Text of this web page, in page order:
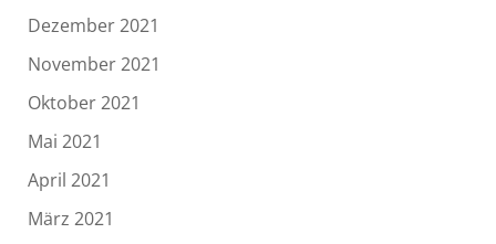
Dezember 2021
November 2021
Oktober 2021
Mai 2021
April 2021
März 2021